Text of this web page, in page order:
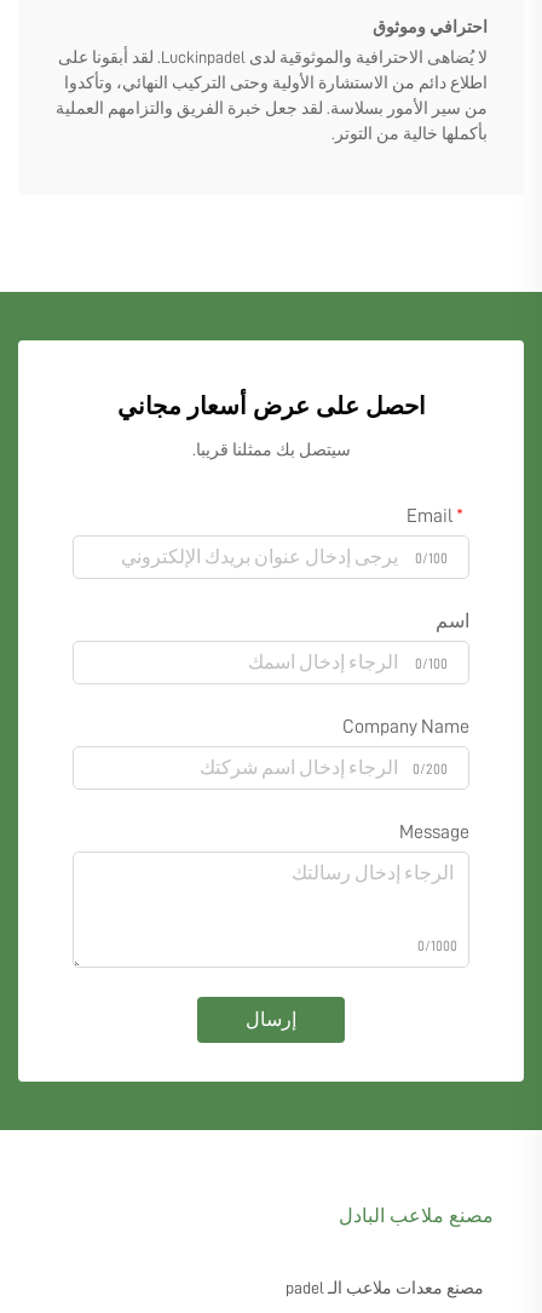
احترافي وموثوق
لا يُضاهى الاحترافية والموثوقية لدى Luckinpadel. لقد أبقونا على
اطلاع دائم من الاستشارة الأولية وحتى التركيب النهائي، وتأكدوا
من سير الأمور بسلاسة. لقد جعل خبرة الفريق والتزامهم العملية
بأكملها خالية من التوتر.
احصل على عرض أسعار مجاني
سيتصل بك ممثلنا قريبا.
0/100
اسم
0/100
Company Name
0/200
Message
0/1000
إرسال
مصنع ملاعب البادل
مصنع معدات ملاعب الـ padel